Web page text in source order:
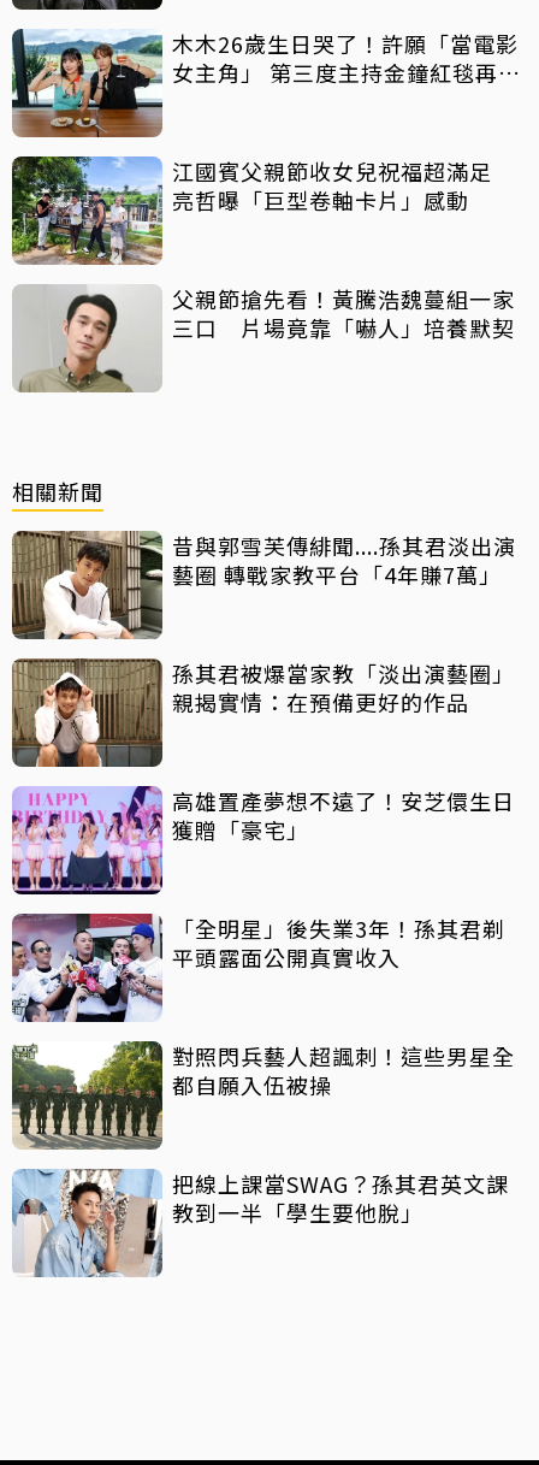
木木26歲生日哭了！許願「當電影
女主角」 第三度主持金鐘紅毯再喊
江國賓父親節收女兒祝福超滿足
亮哲曝「巨型卷軸卡片」感動
父親節搶先看！黃騰浩魏蔓組一家
三口 片場竟靠「嚇人」培養默契
相關新聞
昔與郭雪芙傳緋聞....孫其君淡出演
藝圈 轉戰家教平台「4年賺7萬」
孫其君被爆當家教「淡出演藝圈」
親揭實情：在預備更好的作品
高雄置產夢想不遠了！安芝儇生日
獲贈「豪宅」
「全明星」後失業3年！孫其君剃
平頭露面公開真實收入
對照閃兵藝人超諷刺！這些男星全
都自願入伍被操
把線上課當SWAG？孫其君英文課
教到一半「學生要他脫」